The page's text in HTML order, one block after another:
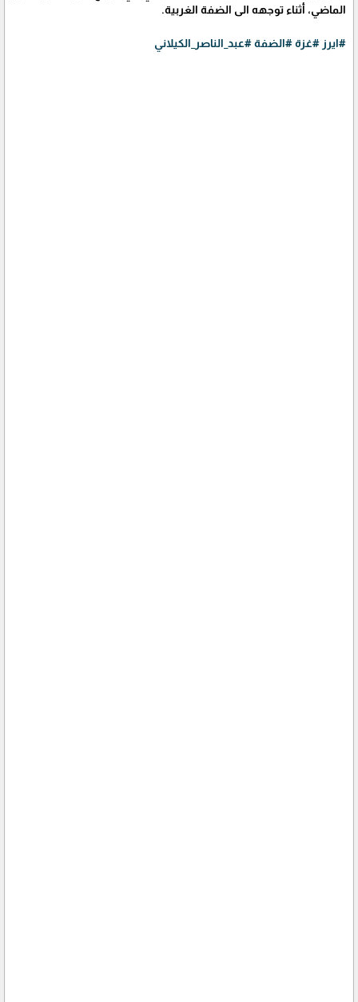
الماضي، أثناء توجهه الى الضفة الغربية.
#ايرز #غزة#الضفة#عبد_الناصر_الكيلاني